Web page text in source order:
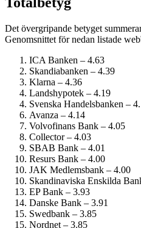
Det övergripande betyget
Genomsnittet för nedan listade
ICA Banken – 4.63
Skandiabanken – 4.39
Klarna – 4.36
Landshypotek – 4.19
Svenska Handelsbanken –
Avanza – 4.14
Volvofinans Bank – 4.05
Collector – 4.03
SBAB Bank – 4.01
Resurs Bank – 4.00
JAK Medlemsbank – 4.00
Skandinaviska Enskilda
EP Bank – 3.93
Danske Bank – 3.91
Swedbank – 3.85
Nordnet – 3.85